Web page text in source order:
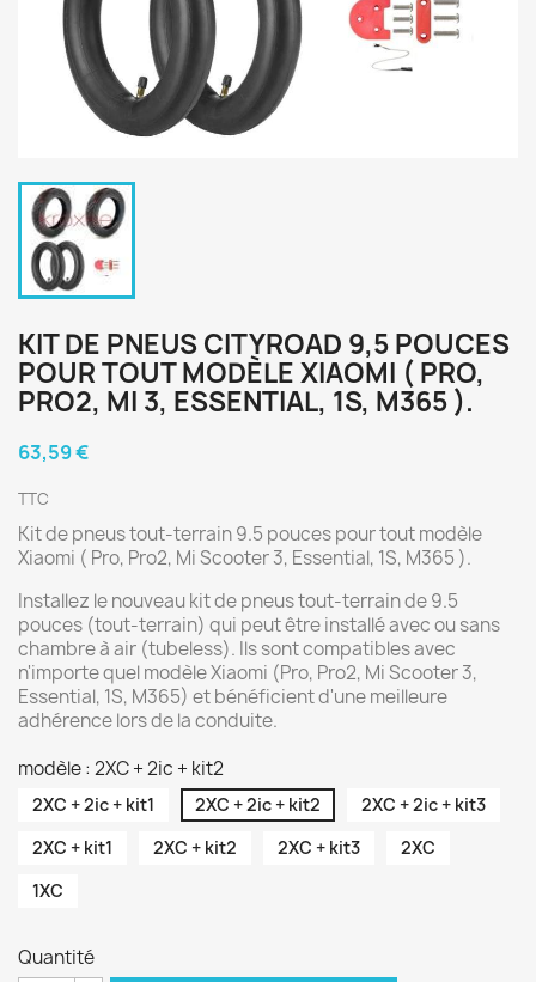
KIT DE PNEUS CITYROAD 9,5 POUCES
POUR TOUT MODÈLE XIAOMI ( PRO,
PRO2, MI 3, ESSENTIAL, 1S, M365 ).
63,59 €
TTC
Kit de pneus tout-terrain 9.5 pouces pour tout modèle
Xiaomi ( Pro, Pro2, Mi Scooter 3, Essential, 1S, M365 ).
Installez le nouveau kit de pneus tout-terrain de 9.5
pouces (tout-terrain) qui peut être installé avec ou sans
chambre à air (tubeless). Ils sont compatibles avec
n'importe quel modèle Xiaomi (Pro, Pro2, Mi Scooter 3,
Essential, 1S, M365) et bénéficient d'une meilleure
adhérence lors de la conduite.
modèle : 2XC + 2ic + kit2
2XC + 2ic + kit1 2XC + 2ic + kit2
2XC + 2ic + kit3
2XC + kit1
2XC + kit2 2XC + kit3
2XC
1XC
Quantité